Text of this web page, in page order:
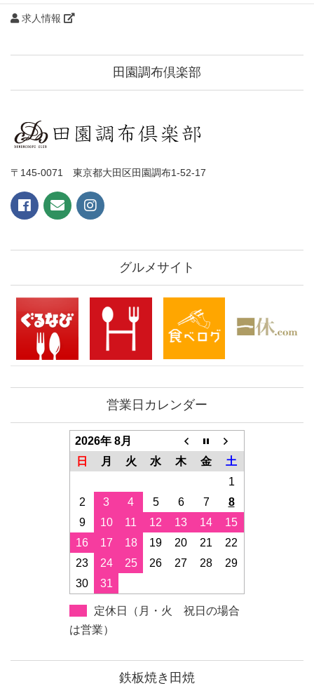
求人情報
田園調布倶楽部
〒145-0071 東京都大田区田園調布1-52-17
グルメサイト
営業日カレンダー
2026年 8月
日
月 火 水 木 金
土
1
2
3 4 5 6 7
8
9
10 11 12 13 14
15
16
17 18 19 20 21
22
23
24 25 26 27 28
29
30
31
定休日（月・火 祝日の場合
は営業）
鉄板焼き田焼